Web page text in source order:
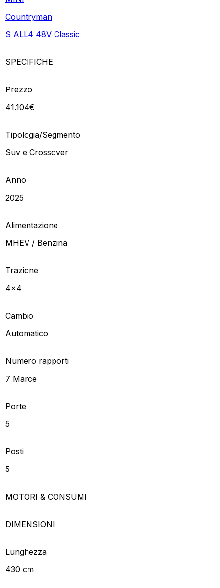
Countryman
S ALL4 48V Classic
SPECIFICHE
Prezzo
41.104€
Tipologia/Segmento
Suv e Crossover
Anno
2025
Alimentazione
MHEV / Benzina
Trazione
4x4
Cambio
Automatico
Numero rapporti
7 Marce
Porte
5
Posti
5
MOTORI & CONSUMI
DIMENSIONI
Lunghezza
430 cm